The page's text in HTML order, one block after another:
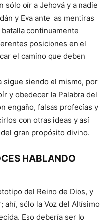
sólo oír a Jehová y a nadie
y Eva ante las mentiras
continuamente
posiciones en el
el camino que deben
sigue siendo el mismo, por
y obedecer la Palabra del
engaño, falsas profecías y
con otras ideas y así
gran propósito divino.
HABLANDO
del Reino de Dios, y
ahí, sólo la Voz del Altísimo
Eso debería ser lo